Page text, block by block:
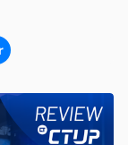
Termos de